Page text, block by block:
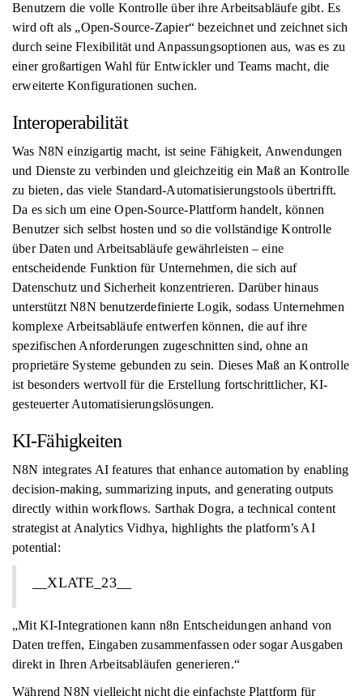
Benutzern die volle Kontrolle über ihre Arbeitsabläufe gibt. Es
wird oft als „Open-Source-Zapier“ bezeichnet und zeichnet sich
durch seine Flexibilität und Anpassungsoptionen aus, was es zu
einer großartigen Wahl für Entwickler und Teams macht, die
erweiterte Konfigurationen suchen.
Interoperabilität
Was N8N einzigartig macht, ist seine Fähigkeit, Anwendungen
und Dienste zu verbinden und gleichzeitig ein Maß an Kontrolle
zu bieten, das viele Standard-Automatisierungstools übertrifft.
Da es sich um eine Open-Source-Plattform handelt, können
Benutzer sich selbst hosten und so die vollständige Kontrolle
über Daten und Arbeitsabläufe gewährleisten – eine
entscheidende Funktion für Unternehmen, die sich auf
Datenschutz und Sicherheit konzentrieren. Darüber hinaus
unterstützt N8N benutzerdefinierte Logik, sodass Unternehmen
komplexe Arbeitsabläufe entwerfen können, die auf ihre
spezifischen Anforderungen zugeschnitten sind, ohne an
proprietäre Systeme gebunden zu sein. Dieses Maß an Kontrolle
ist besonders wertvoll für die Erstellung fortschrittlicher, KI-
gesteuerter Automatisierungslösungen.
KI-Fähigkeiten
N8N integrates AI features that enhance automation by enabling
decision-making, summarizing inputs, and generating outputs
directly within workflows. Sarthak Dogra, a technical content
strategist at Analytics Vidhya, highlights the platform’s AI
potential:
__XLATE_23__
„Mit KI-Integrationen kann n8n Entscheidungen anhand von
Daten treffen, Eingaben zusammenfassen oder sogar Ausgaben
direkt in Ihren Arbeitsabläufen generieren.“
Während N8N vielleicht nicht die einfachste Plattform für